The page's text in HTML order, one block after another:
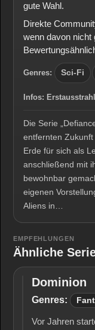
gute Wahl.
Direkte
wenn davon nicht
Genres: Sci-Fi
Infos:
Die Serie
entfernten
Erde für sich als
anschließend mit
bewohnbar
eigenen
Aliens in…
EMPFEHLUNGEN
Ähnliche
Dominion
Dominion
Genres:
Vor Jahren